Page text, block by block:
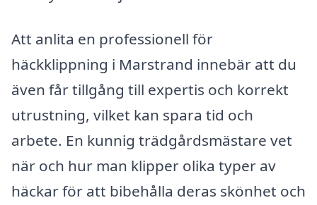
Att anlita en professionell för
häckklippning i Marstrand innebär att du
även får tillgång till expertis och korrekt
utrustning, vilket kan spara tid och
arbete. En kunnig trädgårdsmästare vet
när och hur man klipper olika typer av
häckar för att bibehålla deras skönhet och